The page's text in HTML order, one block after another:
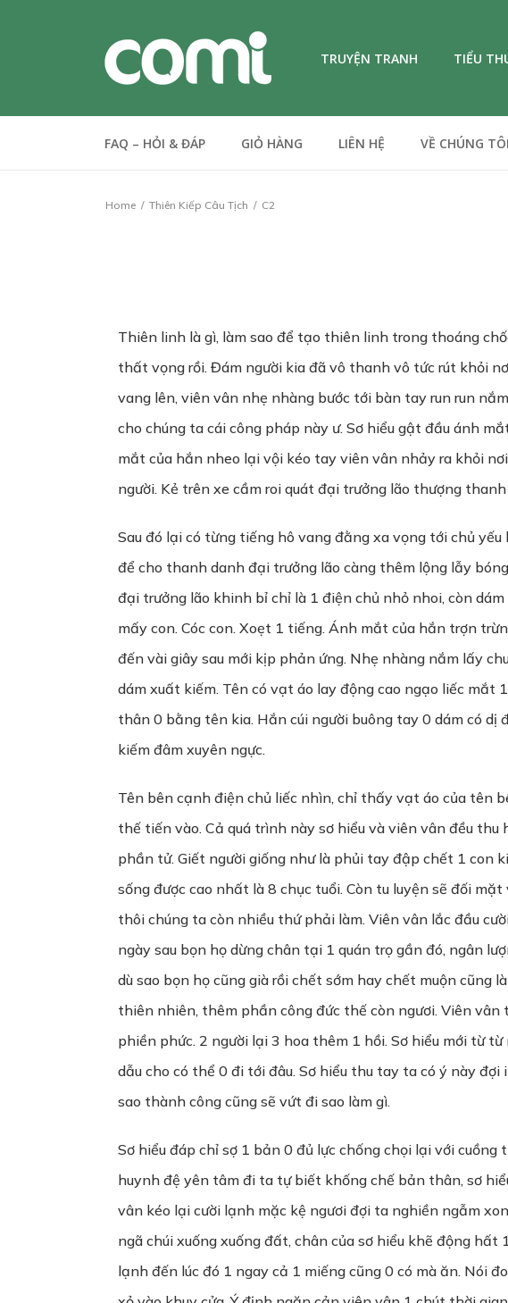
TRUYỆN TRANH TIỂU
FAQ – HỎI & ĐÁP GIỎ HÀNG LIÊN HỆ VỀ CHÚNG TÔI
Home Thiên Kiếp Câu Tịch C2
Thiên linh là gì, làm sao để tạo thiên linh trong thoáng
thất vọng rồi. Đám người kia đã vô thanh vô tức rút khỏi
vang lên, viên vân nhẹ nhàng bước tới bàn tay run run
cho chúng ta cái công pháp này ư. Sơ hiểu gật đầu ánh
mắt của hắn nheo lại vội kéo tay viên vân nhảy ra khỏi
người. Kẻ trên xe cầm roi quát đại trưởng lão thượng
Sau đó lại có từng tiếng hô vang đằng xa vọng tới chủ
để cho thanh danh đại trưởng lão càng thêm lộng lẫy
đại trưởng lão khinh bỉ chỉ là 1 điện chủ nhỏ nhoi, còn
mấy con. Cóc con. Xoẹt 1 tiếng. Ánh mắt của hắn trợn
đến vài giây sau mới kịp phản ứng. Nhẹ nhàng nắm lấy
dám xuất kiếm. Tên có vạt áo lay động cao ngạo liếc
thân 0 bằng tên kia. Hắn cúi người buông tay 0 dám có
kiếm đâm xuyên ngực.
Tên bên cạnh điện chủ liếc nhìn, chỉ thấy vạt áo của tên
thế tiến vào. Cả quá trình này sơ hiểu và viên vân đều
phần tử. Giết người giống như là phủi tay đập chết 1 con
sống được cao nhất là 8 chục tuổi. Còn tu luyện sẽ đối
thôi chúng ta còn nhiều thứ phải làm. Viên vân lắc đầu
ngày sau bọn họ dừng chân tại 1 quán trọ gần đó, ngân
dù sao bọn họ cũng già rồi chết sớm hay chết muộn cũng
thiên nhiên, thêm phần công đức thế còn ngươi. Viên
phiền phức. 2 người lại 3 hoa thêm 1 hồi. Sơ hiểu mới từ
dẫu cho có thể 0 đi tới đâu. Sơ hiểu thu tay ta có ý này
sao thành công cũng sẽ vứt đi sao làm gì.
Sơ hiểu đáp chỉ sợ 1 bản 0 đủ lực chống chọi lại với
huynh đệ yên tâm đi ta tự biết khống chế bản thân, sơ
vân kéo lại cười lạnh mặc kệ ngươi đợi ta nghiền ngẫm
ngã chúi xuống xuống đất, chân của sơ hiểu khẽ động
lạnh đến lúc đó 1 ngay cả 1 miếng cũng 0 có mà ăn. Nói